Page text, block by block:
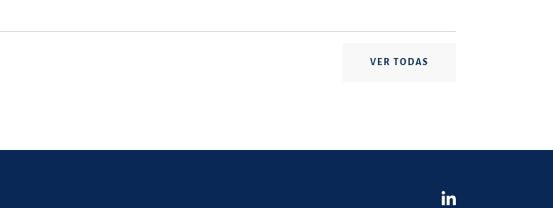
VER TODAS